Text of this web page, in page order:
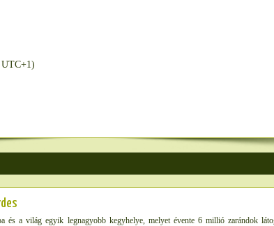
és a világ egyik legnagyobb kegyhelye, melyet évente 6 millió zarándok